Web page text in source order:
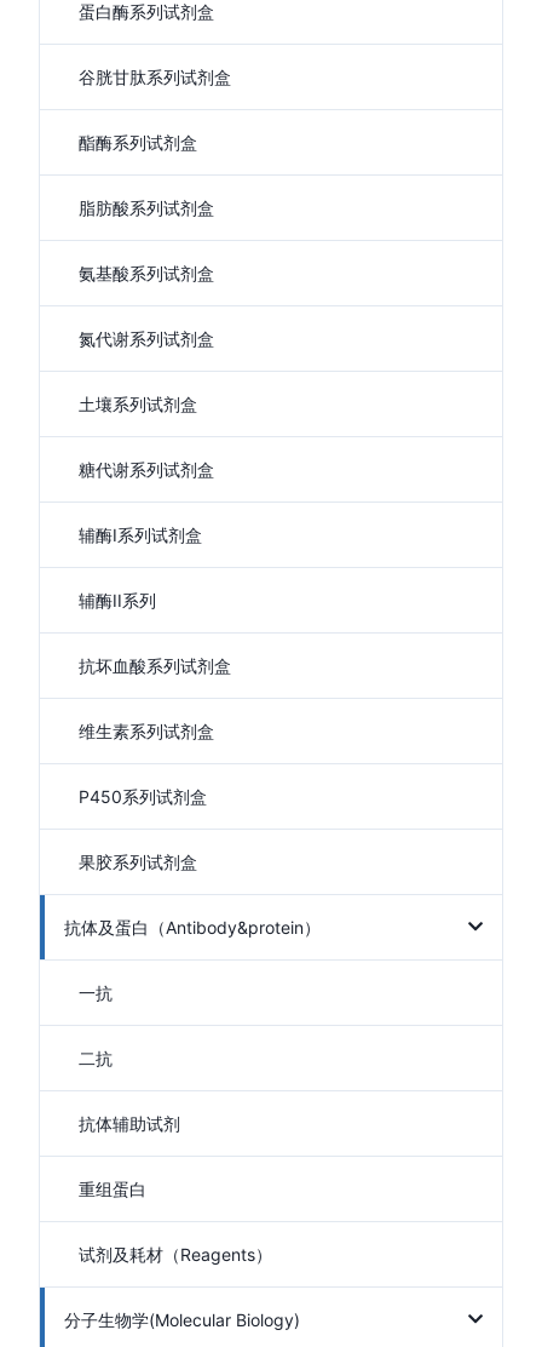
蛋白酶系列试剂盒
谷胱甘肽系列试剂盒
酯酶系列试剂盒
脂肪酸系列试剂盒
氨基酸系列试剂盒
氮代谢系列试剂盒
土壤系列试剂盒
糖代谢系列试剂盒
辅酶I系列试剂盒
辅酶II系列
抗坏血酸系列试剂盒
维生素系列试剂盒
P450系列试剂盒
果胶系列试剂盒
抗体及蛋白（Antibody&protein）
一抗
二抗
抗体辅助试剂
重组蛋白
试剂及耗材（Reagents）
分子生物学(Molecular Biology)